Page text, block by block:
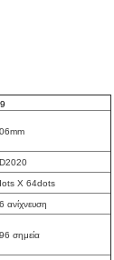
Χ 64dots
ανίχνευση
σημεία